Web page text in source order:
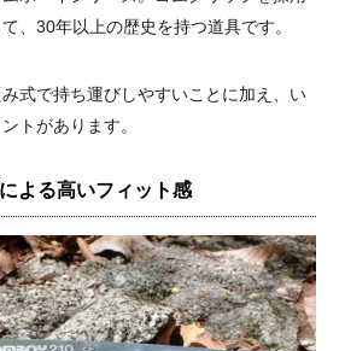
、30年以上の歴史を持つ道具です。
式で持ち運びしやすいことに加え、い
トがあります。
よる高いフィット感